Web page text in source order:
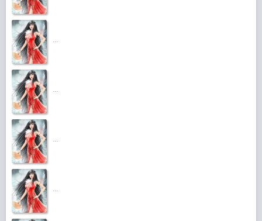
...
...
...
...